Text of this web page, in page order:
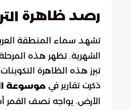
رصد ظاهرة
تشهد سماء المنطقة
الشهرية. تظهر هذه
تبرز هذه الظاهرة
ذكرت تقارير في موسوعة
الأرض. يواجه نصف القمر